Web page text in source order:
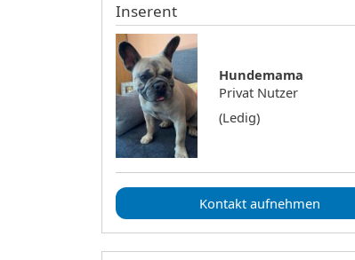
Inserent
Hundemama
Privat Nutzer
(Ledig)
Kontakt aufnehmen